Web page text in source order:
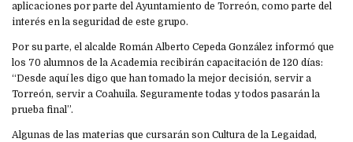
aplicaciones por parte del Ayuntamiento de Torreón, como parte del
interés en la seguridad de este grupo.
Por su parte, el alcalde Román Alberto Cepeda González informó que
los 70 alumnos de la Academia recibirán capacitación de 120 días:
“Desde aquí les digo que han tomado la mejor decisión, servir a
Torreón, servir a Coahuila. Seguramente todas y todos pasarán la
prueba final”.
Algunas de las materias que cursarán son Cultura de la Legaidad,